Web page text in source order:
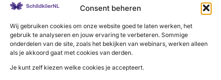
Consent beheren
Wij gebruiken cookies om onze website goed te laten werken, het
gebruik te analyseren en jouw ervaring te verbeteren. Sommige
onderdelen van de site, zoals het bekijken van webinars, werken alleen
als je akkoord gaat met cookies van derden.
Je kunt zelf kiezen welke cookies je accepteert.
Er wordt uitleg gegeven over dosering, inname,
mogelijke merkwisselingen en interacties met
voeding of andere middelen.
Lees meer:
er